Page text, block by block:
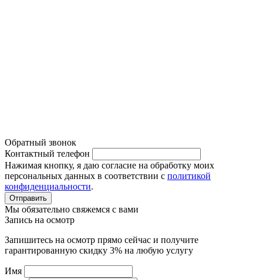
Обратный звонок
Контактный телефон
Нажимая кнопку, я даю согласие на обработку моих
персональных данных в соответствии с политикой
конфиденциальности.
Отправить
Мы обязательно свяжемся с вами
Запись на осмотр
Запишитесь на осмотр прямо сейчас и получите
гарантированную скидку 3% на любую услугу
Имя